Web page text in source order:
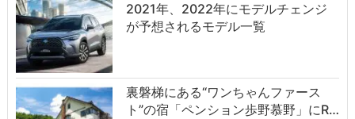
2021年、2022年にモデルチェンジ
が予想されるモデル一覧
裏磐梯にある“ワンちゃんファース
ト”の宿「ペンション歩野慕野」にR…